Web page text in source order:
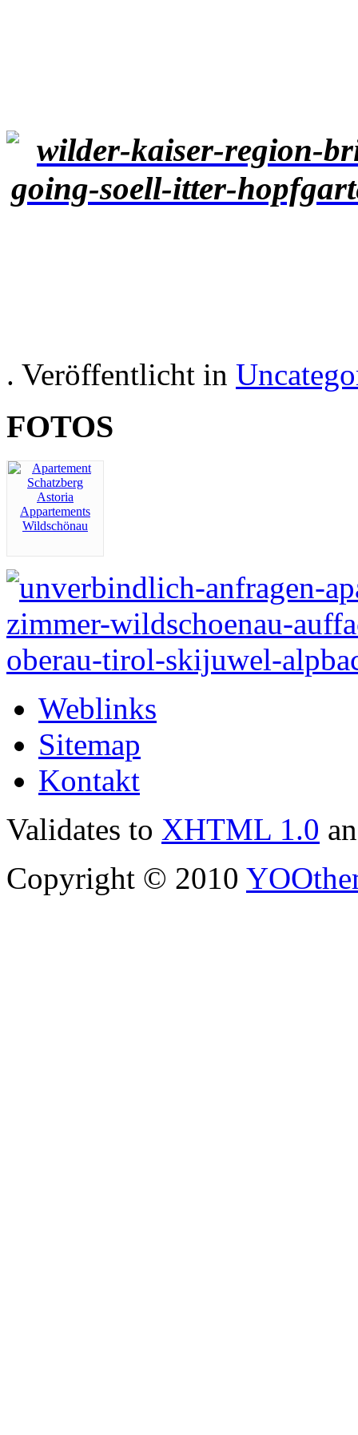
. Veröffentlicht in
FOTOS
Weblinks
Sitemap
Kontakt
Validates to XHTML 1.0
Copyright © 2010